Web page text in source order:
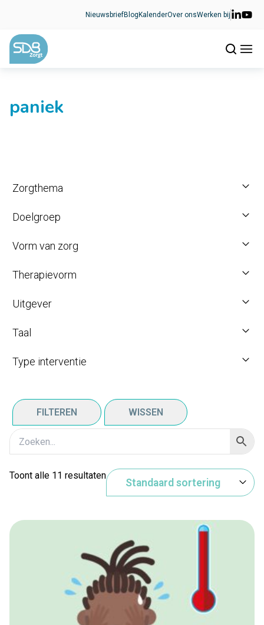
NieuwsbriefBlog KalenderOver onsWerken bij
paniek
Zorgthema
Doelgroep
Vorm van zorg
Therapievorm
Uitgever
Taal
Type interventie
FILTEREN WISSEN
Toont alle 11 resultaten